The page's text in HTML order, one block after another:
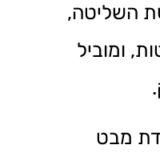
השליטה,
ומוביל
מבט